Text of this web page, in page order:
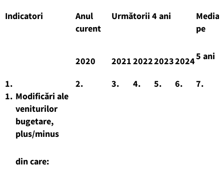
Indicatori
Anul
curent
Următorii 4 ani
Media
pe
5 ani
2020 2021202220232024
1.
2. 3. 4. 5. 6.
7.
1. Modificări ale
veniturilor
bugetare,
plus/minus
din care: